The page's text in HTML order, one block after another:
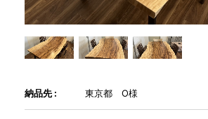
WEBカタログ
全商品一覧
納品先 : 東京都 O様